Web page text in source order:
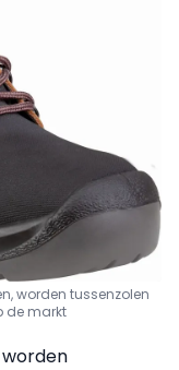
worden tussenzolen
de markt